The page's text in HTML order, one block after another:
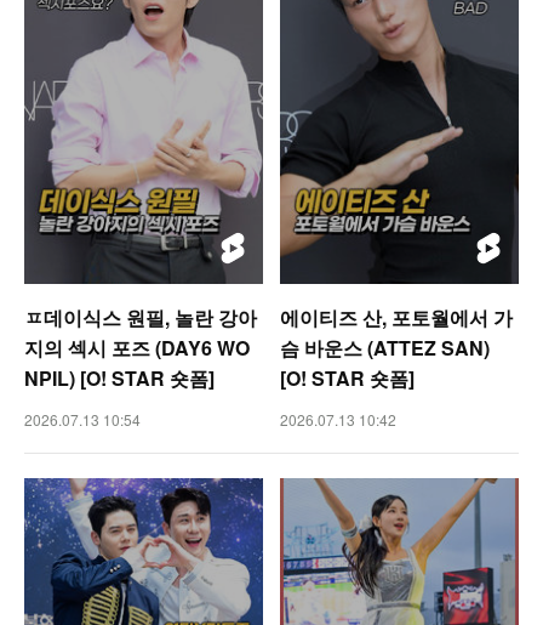
ㅍ데이식스 원필, 놀란 강아
지의 섹시 포즈 (DAY6 WO
NPIL) [O! STAR 숏폼]
2026.07.13 10:54
에이티즈 산, 포토월에서 가
슴 바운스 (ATTEZ SAN)
[O! STAR 숏폼]
2026.07.13 10:42